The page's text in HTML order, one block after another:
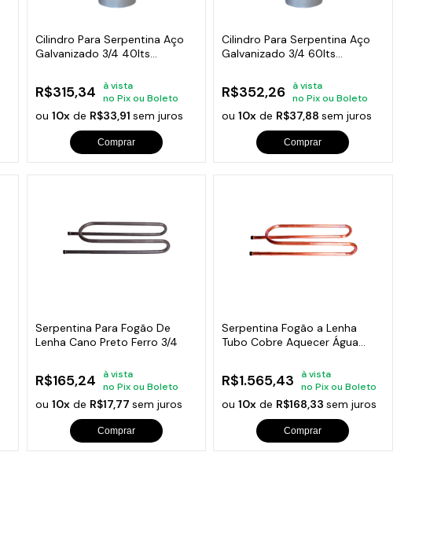
Cilindro Para Serpentina Aço
Galvanizado 3/4 40lts
R$315,34
à vista
no Pix ou Boleto
ou 10xde R$33,91 sem juros
Comprar
Cilindro Para Serpentina Aço
Galvanizado 3/4 60lts
R$352,26
à vista
no Pix ou Boleto
ou10x de R$37,88sem juros
Comprar
Serpentina Para Fogão De
Lenha Cano Preto Ferro 3/4
R$165,24
à vista
no Pix ou Boleto
ou 10xde R$17,77 sem juros
Comprar
Serpentina Fogão a Lenha
Tubo Cobre Aquecer Água
R$1.565,43
à vista
no Pix ou Boleto
ou10x de R$168,33sem juros
Comprar